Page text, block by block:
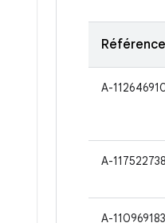
A-
A-117522738
A-110969183